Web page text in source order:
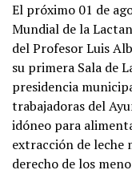
El próximo 01 de
Mundial de la
del Profesor Luis
su primera Sala de
presidencia
trabajadoras del
idóneo para
extracción de leche
derecho de los